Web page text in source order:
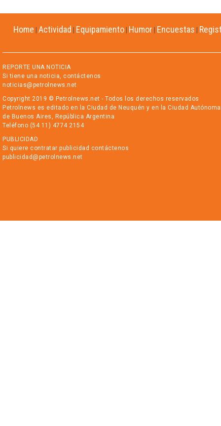
Home Actividad Equipamiento Humor Encuestas
REPORTE UNA NOTICIA
Si tiene una noticia, contáctenos
noticias@petrolnews.net
Copyright 2019 © Petrolnews.net - Todos los derechos reservados
Petrolnews es editado en la Ciudad de Neuquén y en la Ciudad Autónoma
de Buenos Aires, República Argentina
Teléfono (54 11) 4774 2154
PUBLICIDAD
Si quiere contratar publicidad contáctenos
publicidad@petrolnews.net